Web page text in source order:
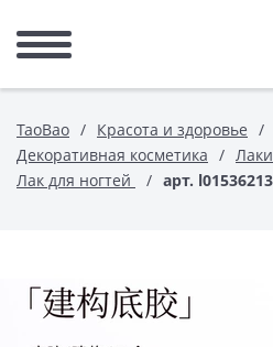
TaoBao
Красота и здоровье
Декоративная косметика
Лак для ногтей
арт.